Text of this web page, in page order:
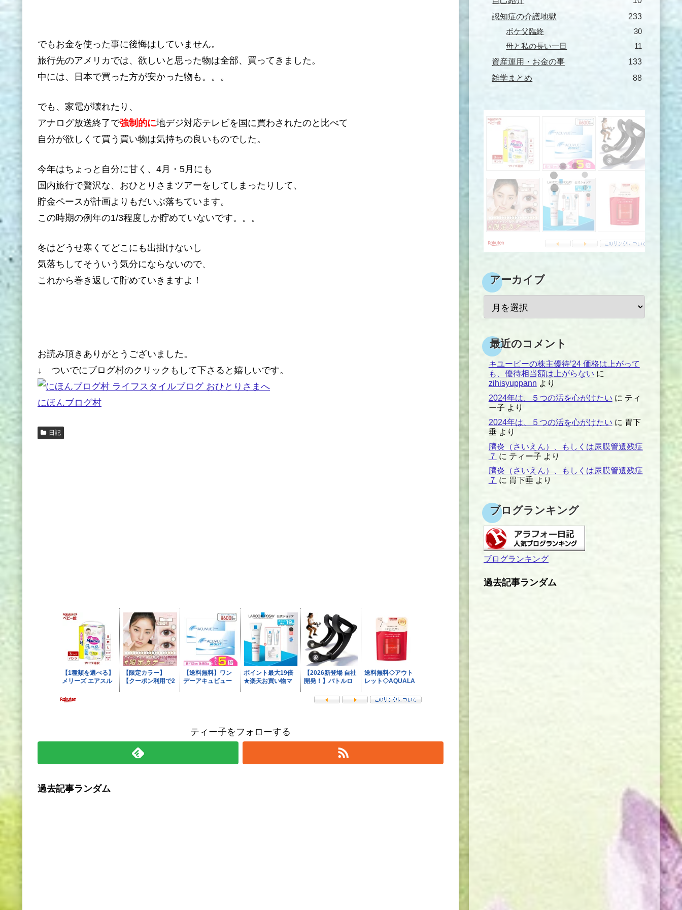
でもお金を使った事に後悔はしていません。
旅行先のアメリカでは、欲しいと思った物は全部、買ってきました。
中には、日本で買った方が安かった物も。。。
でも、家電が壊れたり、
アナログ放送終了で強制的に地デジ対応テレビを国に買わされたのと比べて
自分が欲しくて買う買い物は気持ちの良いものでした。
今年はちょっと自分に甘く、4月・5月にも
国内旅行で贅沢な、おひとりさまツアーをしてしまったりして、
貯金ペースが計画よりもだいぶ落ちています。
この時期の例年の1/3程度しか貯めていないです。。。
冬はどうせ寒くてどこにも出掛けないし
気落ちしてそういう気分にならないので、
これから巻き返して貯めていきますよ！
お読み頂きありがとうございました。
↓ ついでにブログ村のクリックもして下さると嬉しいです。
にほんブログ村
日記
ティー子をフォローする
過去記事ランダム
認知症の介護地獄
233
ボケ父臨終
30
母と私の長い一日
11
資産運用・お金の事
133
雑学まとめ
88
アーカイブ
最近のコメント
キユーピーの株主優待’24 価格は上がって
も、優待相当額は上がらない に
zihisyuppann より
2024年は、５つの活を心がけたい に ティ
ー子 より
2024年は、５つの活を心がけたい に 胃下
垂より
臍炎（さいえん）、もしくは尿膜管遺残症
７ に ティー子 より
臍炎（さいえん）、もしくは尿膜管遺残症
７ に 胃下垂より
ブログランキング
ブログランキング
過去記事ランダム